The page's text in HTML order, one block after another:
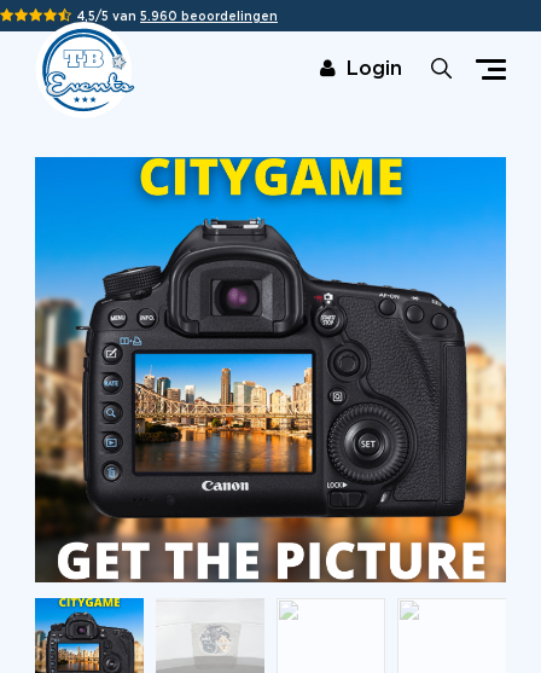
4,5/5 van 5.960 beoordelingen
Login